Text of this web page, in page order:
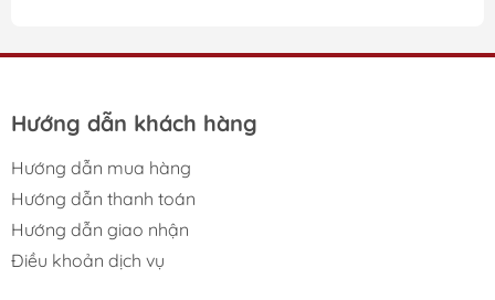
Hướng dẫn khách hàng
Hướng dẫn mua hàng
Hướng dẫn thanh toán
Hướng dẫn giao nhận
Điều khoản dịch vụ